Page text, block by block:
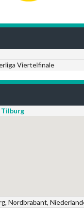
Viertelfinale
Nordbrabant,